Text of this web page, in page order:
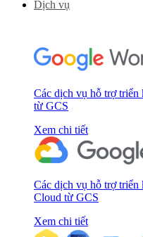
Dịch vụ
Các dịch vụ hỗ trợ triển
từ GCS
Xem chi tiết
Các dịch vụ hỗ trợ triển
Cloud từ GCS
Xem chi tiết